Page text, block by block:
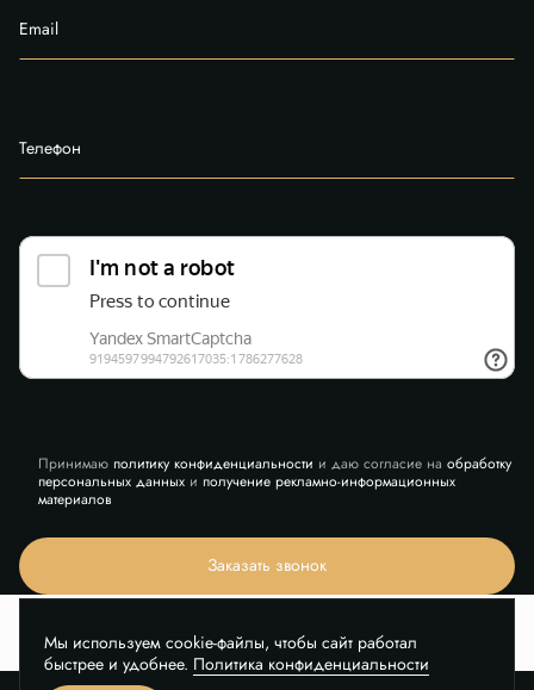
Email
Телефон
Принимаю политику конфиденциальности и даю согласие на обработку
персональных данныхи получение рекламно-информационных
материалов
Заказать звонок
Мы используем cookie-файлы, чтобы сайт работал
быстрее и удобнее. Политика конфиденциальности